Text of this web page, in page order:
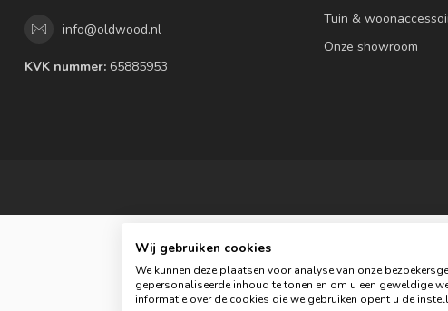
info@oldwood.nl
KVK nummer: 65885953
Tuin &
Onze showroom
©
Wij gebruiken cookies
We kunnen deze plaatsen voor analyse van onze
gepersonaliseerde inhoud te tonen en om u een geweldige
informatie over de cookies die we gebruiken opent u de